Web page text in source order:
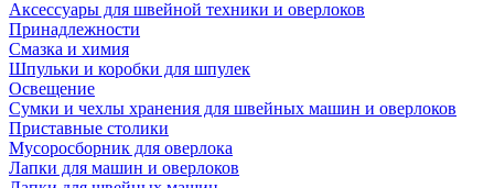
Аксессуары для швейной техники и оверлоков
Принадлежности
Смазка и химия
Шпульки и коробки для шпулек
Освещение
Сумки и чехлы хранения для швейных машин и оверлоков
Приставные столики
Мусоросборник для оверлока
Лапки для машин и оверлоков